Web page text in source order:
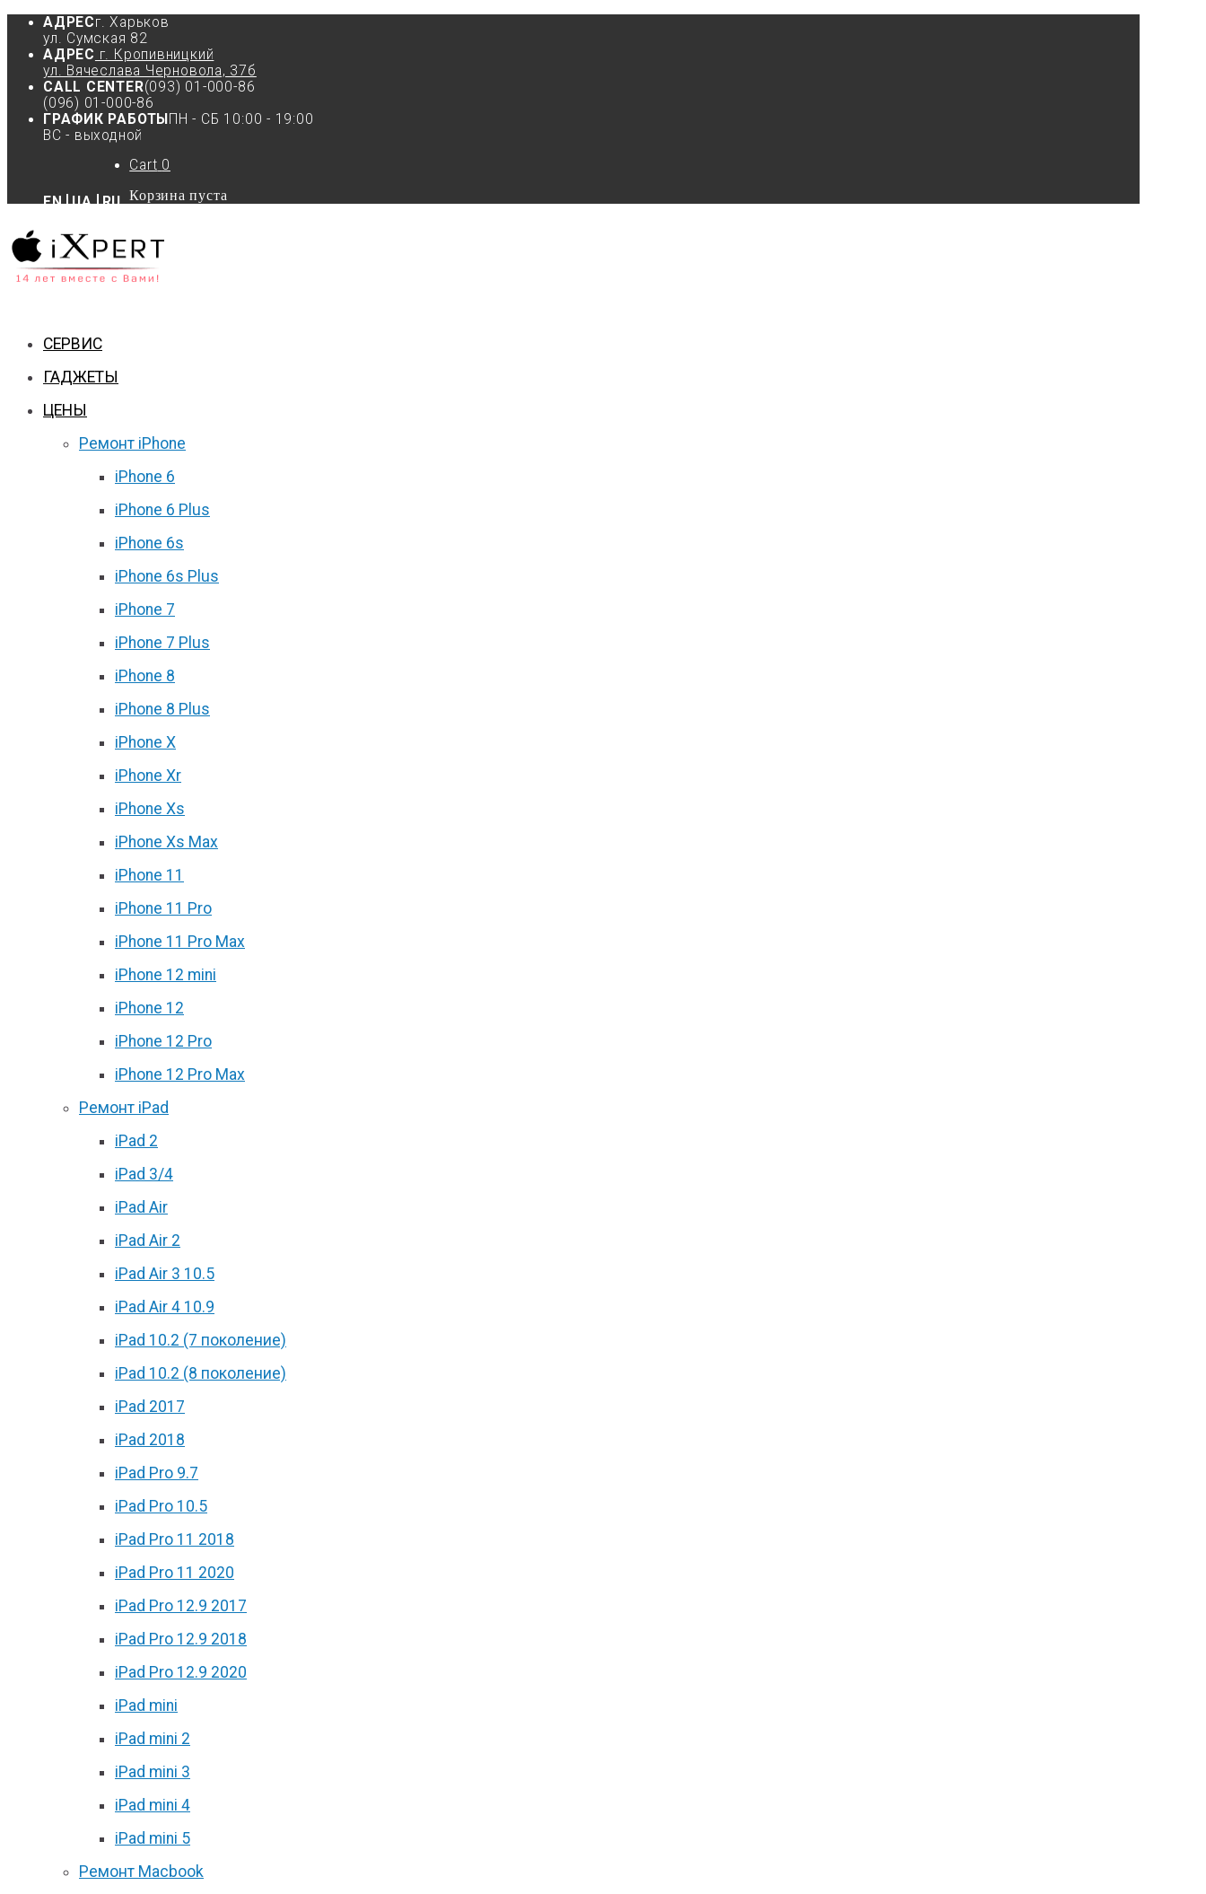
АДРЕСг. Харьков
ул. Сумская 82
АДРЕС г. Кропивницкий
ул. Вячеслава Черновола, 37б
CALL CENTER(093) 01-000-86
(096) 01-000-86
ГРАФИК РАБОТЫ ПН - СБ 10:00 - 19:00
ВС - выходной
EN UA RU
Cart 0
Корзина пуста
СЕРВИС
ГАДЖЕТЫ
ЦЕНЫ
Ремонт iPhone
iPhone 6
iPhone 6 Plus
iPhone 6s
iPhone 6s Plus
iPhone 7
iPhone 7 Plus
iPhone 8
iPhone 8 Plus
iPhone X
iPhone Xr
iPhone Xs
iPhone Xs Max
iPhone 11
iPhone 11 Pro
iPhone 11 Pro Max
iPhone 12 mini
iPhone 12
iPhone 12 Pro
iPhone 12 Pro Max
Ремонт iPad
iPad 2
iPad 3/4
iPad Air
iPad Air 2
iPad Air 3 10.5
iPad Air 4 10.9
iPad 10.2 (7 поколение)
iPad 10.2 (8 поколение)
iPad 2017
iPad 2018
iPad Pro 9.7
iPad Pro 10.5
iPad Pro 11 2018
iPad Pro 11 2020
iPad Pro 12.9 2017
iPad Pro 12.9 2018
iPad Pro 12.9 2020
iPad mini
iPad mini 2
iPad mini 3
iPad mini 4
iPad mini 5
Ремонт Macbook